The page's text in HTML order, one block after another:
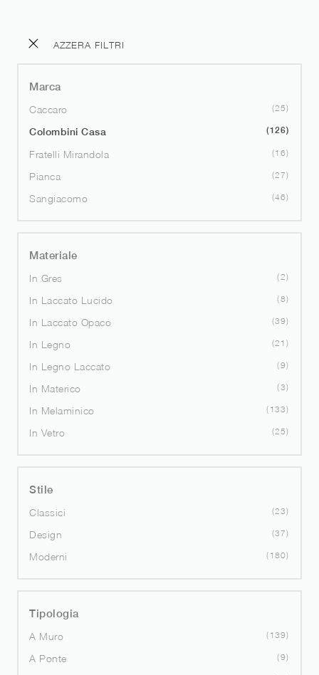
AZZERA FILTRI
Marca
Caccaro
25
Colombini Casa 126
Fratelli Mirandola 16
Pianca 27
Sangiacomo 46
Materiale
In Gres
2
In Laccato Lucido 8
In Laccato Opaco 39
In Legno 21
In Legno Laccato 9
In Materico 3
In Melaminico 133
In Vetro 25
Stile
Classici
23
Design 37
Moderni 180
Tipologia
A Muro
139
A Ponte 9